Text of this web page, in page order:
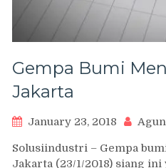
Gempa Bumi
Jakarta
January 23, 2018
Solusiindustri – Gempa
Jakarta (23/1/2018) siang ini